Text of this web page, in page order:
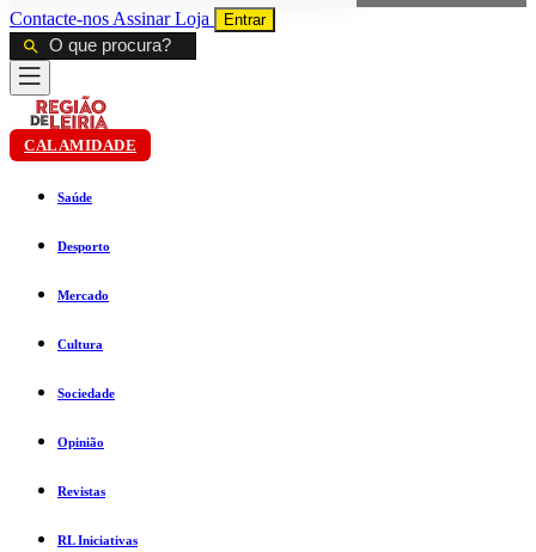
Contacte-nos AssinarLoja Entrar
CALAMIDADE
Saúde
Desporto
Mercado
Cultura
Sociedade
Opinião
Revistas
RL Iniciativas